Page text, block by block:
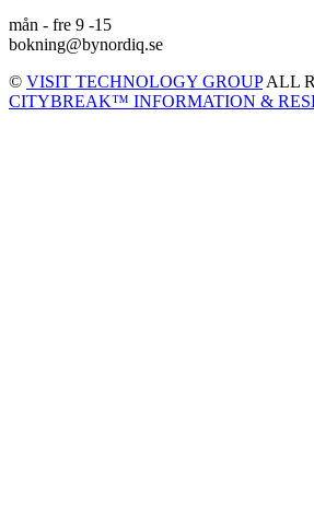
mån - fre 9 -15
bokning@bynordiq.se
© VISIT TECHNOLOGY GROUPALL
CITYBREAK™ INFORMATION &